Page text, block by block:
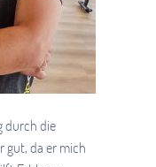
durch die
gut, da er mich